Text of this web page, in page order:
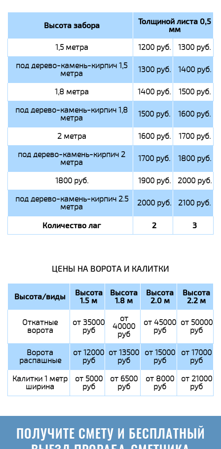
Высота забора Толщиной листа 0,5
мм
1,5 метра 1200 руб.
1300 руб.
под дерево-камень-кирпич 1,5
метра 1300 руб. 1400 руб.
1,8 метра 1400 руб.
1500 руб.
под дерево-камень-кирпич 1,8
метра 1500 руб. 1600 руб.
2 метра 1600 руб.
1700 руб.
под дерево-камень-кирпич 2
метра 1700 руб. 1800 руб.
1800 руб. 1900 руб.
2000 руб.
под дерево-камень-кирпич 2.5
метра 2000 руб. 2100 руб.
Количество лаг 2 3
ЦЕНЫ НА ВОРОТА И КАЛИТКИ
Высота/виды Высота
1.5 м
Высота
1.8 м
Высота
2.0 м
Высота
2.2 м
Откатные
ворота
от 35000
руб
от
40000
руб
от 45000
руб
от 50000
руб
Ворота
распашные
от 12000
руб
от 13500
руб
от 15000
руб
от 17000
руб
Калитки 1 метр
ширина
от 5000
руб
от 6500
руб
от 8000
руб
от 21000
руб
ПОЛУЧИТЕ СМЕТУ И БЕСПЛАТНЫЙ